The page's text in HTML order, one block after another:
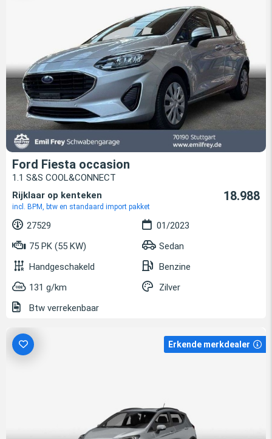
Ford Fiesta occasion
1.1 S&S COOL&CONNECT
Rijklaar op kenteken
incl. BPM, btw en standaard import pakket
18.988
27529
01/2023
75 PK (55 KW)
Sedan
Handgeschakeld
Benzine
131 g/km
Zilver
Btw verrekenbaar
Erkende merkdealer